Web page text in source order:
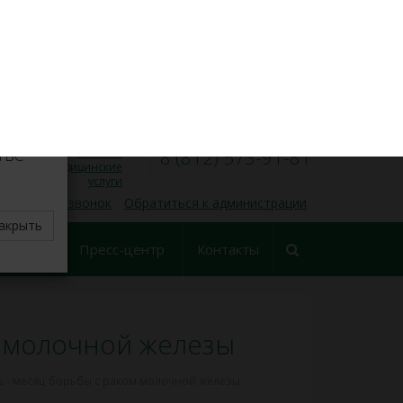
медицинские
услуги
8 (812) 573-91-81
обратный звонок Обратиться к администрации
Пресс-центр Контакты
железы